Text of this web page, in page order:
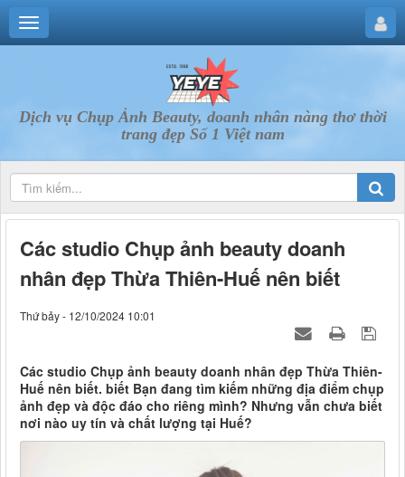
Dịch vụ Chụp Ảnh Beauty, doanh nhân nàng thơ thời
trang đẹp Số 1 Việt nam
Các studio Chụp ảnh beauty doanh
nhân đẹp Thừa Thiên-Huế nên biết
Thứ bảy - 12/10/2024 10:01
Các studio Chụp ảnh beauty doanh nhân đẹp Thừa Thiên-
Huế nên biết. biết Bạn đang tìm kiếm những địa điểm chụp
ảnh đẹp và độc đáo cho riêng mình? Nhưng vẫn chưa biết
nơi nào uy tín và chất lượng tại Huế?